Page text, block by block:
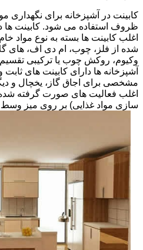
کابینت در آشپزخانه برای نگهداری
ظروف استفاده می شود. کابینت ها
اغلب کابینت ها بسته به نوع مواد
شده از فلز، چوب، ام دی اف، های
وکیوم، روکش چوب یا ترکیبی
آشپزخانه ها دارای کابینت های
مشخصی برای اجاق گاز، یخچال و
اغلب فعالیت های صورت گرفته شده
سازی مواد غذایی) بر روی میز وسط